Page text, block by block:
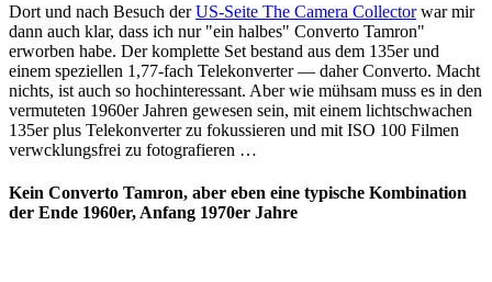
Dort und nach Besuch derUS-Seite The Camera Collectorwar mir
dann auch klar, dass ich nur "ein halbes" Converto Tamron"
erworben habe. Der komplette Set bestand aus dem 135er und
einem speziellen 1,77-fach Telekonverter — daher Converto. Macht
nichts, ist auch so hochinteressant. Aber wie mühsam muss es in den
vermuteten 1960er Jahren gewesen sein, mit einem lichtschwachen
135er plus Telekonverter zu fokussieren und mit ISO 100 Filmen
verwcklungsfrei zu fotografieren …
Kein Converto Tamron, aber eben eine typische Kombination
der Ende 1960er, Anfang 1970er Jahre